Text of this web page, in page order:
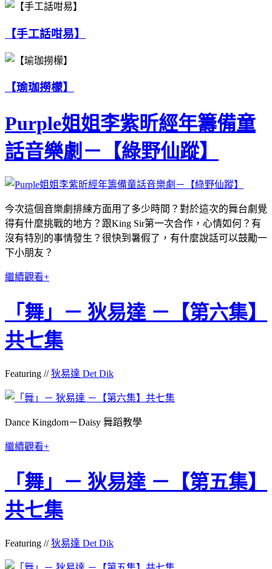
【手工話咁易】
【瑜珈撈檬】
Purple姐姐李紫昕經年籌備童
話音樂劇－【綠野仙蹤】
今次這個音樂劇排練方面用了多少時間？對於這次的舞台劇覺
得有什麼挑戰的地方？跟King Sir第一次合作，心情如何？有
沒有特別的事情發生？很快到暑假了，有什麼說話可以鼓勵一
下小朋友？
繼續觀看+
「舞」－ 狄易達 －【第六集】
共七集
Featuring //狄易達 Det Dik
Dance Kingdom－Daisy 舞蹈教學
繼續觀看+
「舞」－ 狄易達 －【第五集】
共七集
Featuring //狄易達 Det Dik